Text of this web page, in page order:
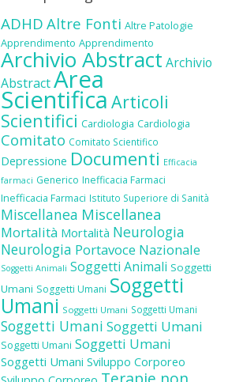
ADHD Altre Fonti Altre Patologie
Apprendimento Apprendimento
Archivio Abstract Archivio
AbstractArea
Scientifica Articoli
Scientifici Cardiologia Cardiologia
Comitato Comitato Scientifico
Depressione Documenti Efficacia
farmaci Generico Inefficacia Farmaci
Inefficacia Farmaci Istituto Superiore di Sanità
Miscellanea Miscellanea
Mortalità Mortalità Neurologia
Neurologia Portavoce Nazionale
Soggetti Animali Soggetti Animali Soggetti
Umani Soggetti Umani Soggetti
Umani Soggetti Umani Soggetti Umani
Soggetti Umani Soggetti Umani
Soggetti Umani Soggetti Umani
Soggetti Umani Sviluppo Corporeo